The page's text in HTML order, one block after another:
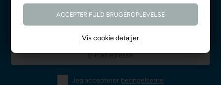
Vis cookie detaljer
Jeg accepterer betingelserne